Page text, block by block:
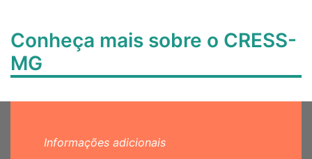
Conheça mais sobre o CRESS-
MG
Informações adicionais